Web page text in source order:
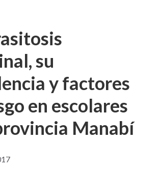
su
y factores
en escolares
Manabí